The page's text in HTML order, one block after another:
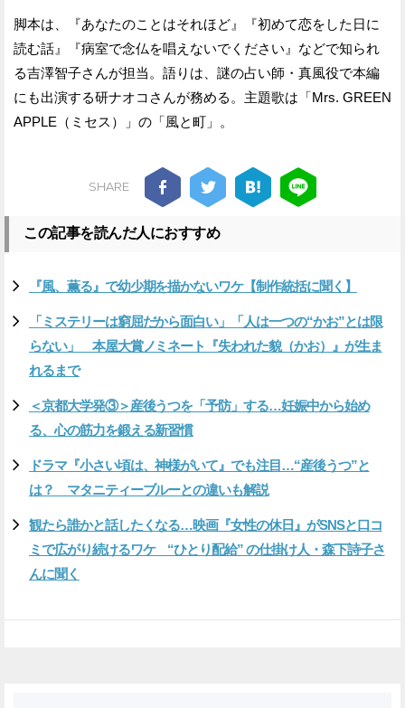
脚本は、『あなたのことはそれほど』『初めて恋をした日に
読む話』『病室で念仏を唱えないでください』などで知られ
る吉澤智子さんが担当。語りは、謎の占い師・真風役で本編
にも出演する研ナオコさんが務める。主題歌は「Mrs. GREEN
APPLE（ミセス）」の「風と町」。
SHARE
この記事を読んだ人におすすめ
『風、薫る』で幼少期を描かないワケ【制作統括に聞く】
「ミステリーは窮屈だから面白い」「人は一つの“かお”とは限
らない」 本屋大賞ノミネート『失われた貌（かお）』が生ま
れるまで
＜京都大学発③＞産後うつを「予防」する…妊娠中から始め
る、心の筋力を鍛える新習慣
ドラマ『小さい頃は、神様がいて』でも注目…“産後うつ”と
は？ マタニティーブルーとの違いも解説
観たら誰かと話したくなる…映画『女性の休日』がSNSと口コ
ミで広がり続けるワケ “ひとり配給” の仕掛け人・森下詩子さ
んに聞く